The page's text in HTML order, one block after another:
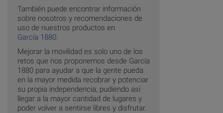
También puede encontrar información
sobre nosotros y recomendaciones de
uso de nuestros productos en
García 1880.
Mejorar la movilidad es solo uno de los
retos que nos proponemos desde García
1880 para ayudar a que la gente pueda
en la mayor medida recobrar y potenciar
su propia independencia, pudiendo así
llegar a la mayor cantidad de lugares y
poder volver a sentirse libres y disfrutar.